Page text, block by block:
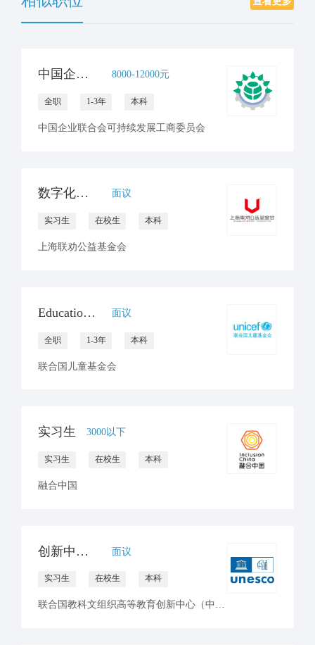
中国企业联合会可持续发展工商委员会 招聘公告 8000-12000元
全职 1-3年 本科
中国企业联合会可持续发展工商委员会
数字化工作部 实习生 面议
实习生 在校生 本科
上海联劝公益基金会
Education Officer (NO-1), TA (364 days), #138240, Beijing, China, APR 面议
全职 1-3年 本科
联合国儿童基金会
实习生 3000以下
实习生 在校生 本科
融合中国
创新中心招聘国际伙伴项目部实习生 面议
实习生 在校生 本科
联合国教科文组织高等教育创新中心（中国深圳）